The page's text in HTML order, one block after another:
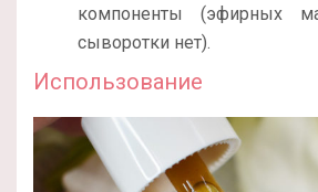
компоненты (эфирных
сыворотки нет).
Использование